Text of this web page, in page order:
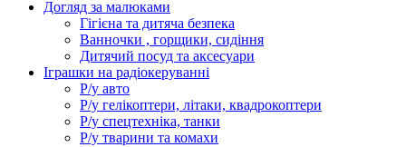
Догляд за малюками
Гігієна та дитяча безпека
Ванночки , горщики, сидіння
Дитячий посуд та аксесуари
Іграшки на радіокеруванні
Р/у авто
Р/у гелікоптери, літаки, квадрокоптери
Р/у спецтехніка, танки
Р/у тварини та комахи